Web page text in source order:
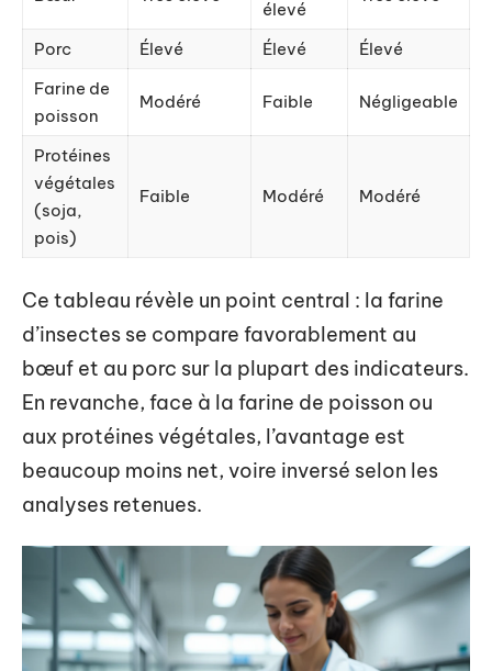
élevé
Porc Élevé Élevé
Élevé
Farine de
poisson
Modéré Faible Négligeable
Protéines
végétales
(soja,
pois)
Faible Modéré Modéré
Ce tableau révèle un point central : la farine
d’insectes se compare favorablement au
bœuf et au porc sur la plupart des indicateurs.
En revanche, face à la farine de poisson ou
aux protéines végétales, l’avantage est
beaucoup moins net, voire inversé selon les
analyses retenues.